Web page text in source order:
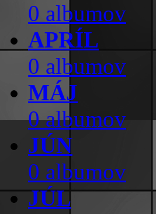
0 albumov
APRÍL
0 albumov
MÁJ
0 albumov
JÚN
0 albumov
JÚL